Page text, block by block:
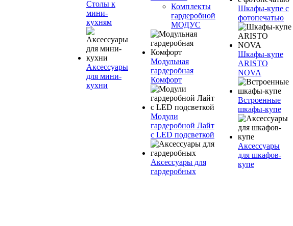
Столы к
мини-
кухням
Аксессуары
для мини-
кухни
Комплекты
гардеробной
МОДУС
Модульная
гардеробная
Комфорт
Модули
гардеробной Лайт
с LED подсветкой
Аксессуары для
гардеробных
Шкафы-купе с
фотопечатью
Шкафы-купе
ARISTO
NOVA
Встроенные
шкафы-купе
Аксессуары
для шкафов-
купе